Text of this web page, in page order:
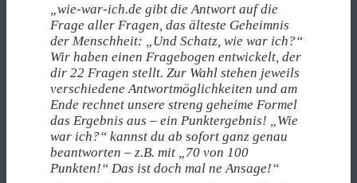
„wie-war-ich.de gibt die Antwort auf die
Frage aller Fragen, das älteste Geheimnis
der Menschheit: „Und Schatz, wie war ich?“
Wir haben einen Fragebogen entwickelt, der
dir 22 Fragen stellt. Zur Wahl stehen jeweils
verschiedene Antwortmöglichkeiten und am
Ende rechnet unsere streng geheime Formel
das Ergebnis aus – ein Punktergebnis! „Wie
war ich?“ kannst du ab sofort ganz genau
beantworten – z.B. mit „70 von 100
Punkten!“ Das ist doch mal ne Ansage!“